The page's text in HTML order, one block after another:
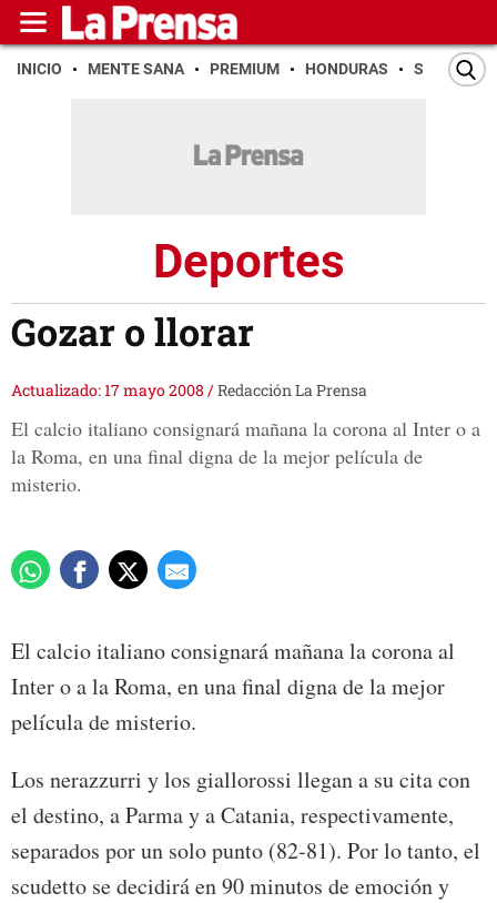
INICIO MENTE SANA PREMIUM HONDURAS SAN PEDRO
Deportes
Gozar o llorar
Actualizado: 17 mayo 2008 /Redacción La Prensa
El calcio italiano consignará mañana la corona al Inter o a
la Roma, en una final digna de la mejor película de
misterio.
El calcio italiano consignará mañana la corona al
Inter o a la Roma, en una final digna de la mejor
película de misterio.
Los nerazzurri y los giallorossi llegan a su cita con
el destino, a Parma y a Catania, respectivamente,
separados por un solo punto (82-81). Por lo tanto, el
scudetto se decidirá en 90 minutos de emoción y